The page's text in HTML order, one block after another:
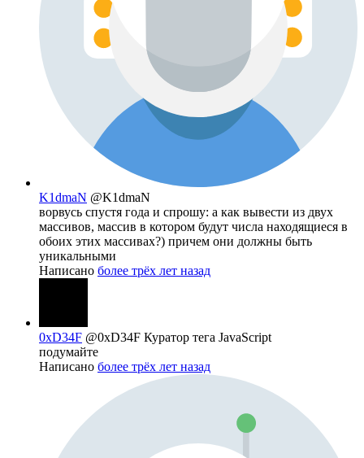
K1dmaN @K1dmaN
ворвусь спустя года и спрошу: а как вывести из двух
массивов, массив в котором будут числа находящиеся в
обоих этих массивах?) причем они должны быть
уникальными
Написано более трёх лет назад
0xD34F @0xD34F Куратор тега JavaScript
подумайте
Написано более трёх лет назад